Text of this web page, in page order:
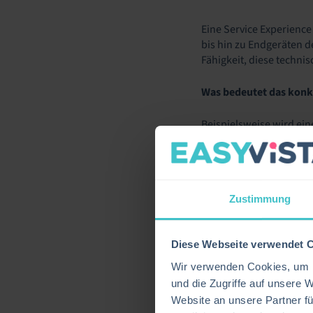
Zustimmung
Diese Webseite verwendet
Wir verwenden Cookies,
und die Zugriffe auf unsere
Website an unsere Partner
Eine Service
bis hin zu Endgeräten
Fähigkeit, diese
Was bedeutet das
Beispielsweise wird
betroffener Nutzer, der
Mit anderen Worten:
UND
Service Experience